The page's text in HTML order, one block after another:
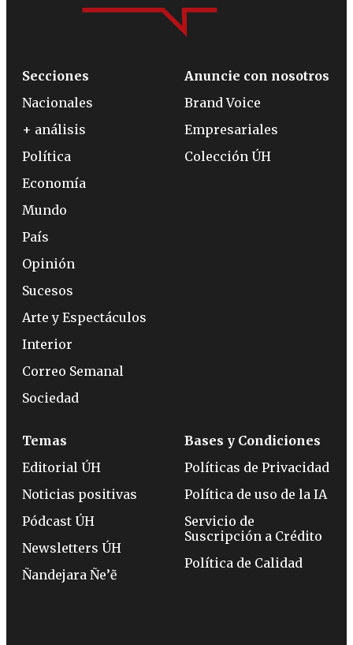
Secciones
Nacionales
+ análisis
Política
Economía
Mundo
País
Opinión
Sucesos
Arte y Espectáculos
Interior
Correo Semanal
Sociedad
Anuncie con nosotros
Brand Voice
Empresariales
Colección ÚH
Temas
Editorial ÚH
Noticias positivas
Pódcast ÚH
Newsletters ÚH
Ñandejara Ñe’ẽ
Bases y Condiciones
Políticas de Privacidad
Política de uso de la IA
Servicio de
Suscripción a Crédito
Política de Calidad